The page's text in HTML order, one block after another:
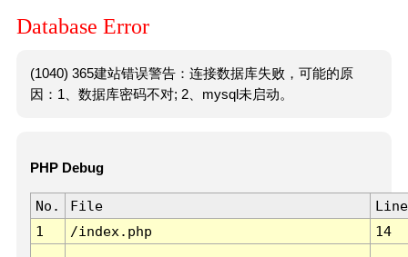
Database Error
(1040) 365建站错误警告：连接数据库失败，可能的原
因：1、数据库密码不对; 2、mysql未启动。
PHP Debug
No. File
Line
1
/index.php 14